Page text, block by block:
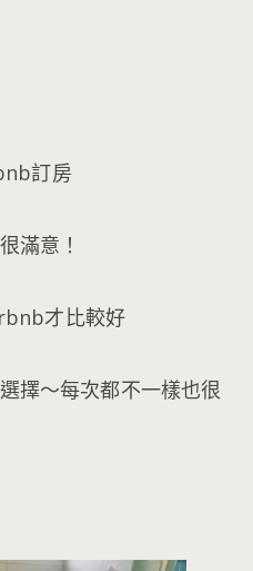
訂房
滿意！
才比較好
擇～每次都不一樣也很